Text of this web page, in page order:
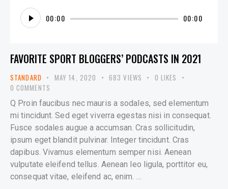
Audio
Player 00:00 00:00
FAVORITE SPORT BLOGGERS’ PODCASTS IN 2021
STANDARD MAY 14, 2020 683 VIEWS 0 LIKES
0 COMMENTS
Q Proin faucibus nec mauris a sodales, sed elementum
mi tincidunt. Sed eget viverra egestas nisi in consequat.
Fusce sodales augue a accumsan. Cras sollicitudin,
ipsum eget blandit pulvinar. Integer tincidunt. Cras
dapibus. Vivamus elementum semper nisi. Aenean
vulputate eleifend tellus. Aenean leo ligula, porttitor eu,
consequat vitae, eleifend ac, enim. …